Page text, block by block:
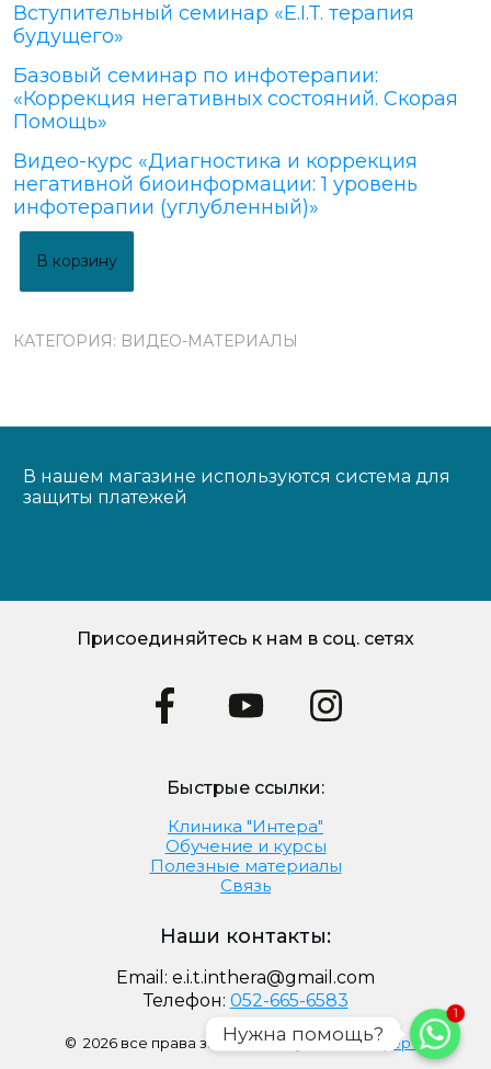
Вступительный семинар «E.I.T. терапия
будущего»
Базовый семинар по инфотерапии:
«Коррекция негативных состояний. Скорая
Помощь»
Видео-курс «Диагностика и коррекция
негативной биоинформации: 1 уровень
инфотерапии (углубленный)»
В корзину
КАТЕГОРИЯ: BИДЕО-МАТЕРИАЛЫ
В нашем магазине используются система для
защиты платежей
Наши контакты:
Email: e.i.t.inthera@gmail.com
Телефон: 052-665-6583
Быстрые ссылки:
Клиника "Интера"
Обучение и курсы
Полезные материалы
Связь
Присоединяйтесь к нам в соц. сетях
© 2026все права защищеныПубличная оферта
1
Нужна помощь?